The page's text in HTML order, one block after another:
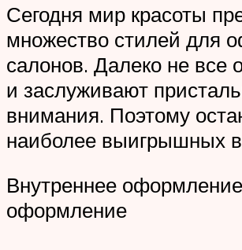
Сегодня мир красоты
множество стилей для
салонов. Далеко не все
и заслуживают
внимания. Поэтому
наиболее выигрышных
Внутреннее
оформление